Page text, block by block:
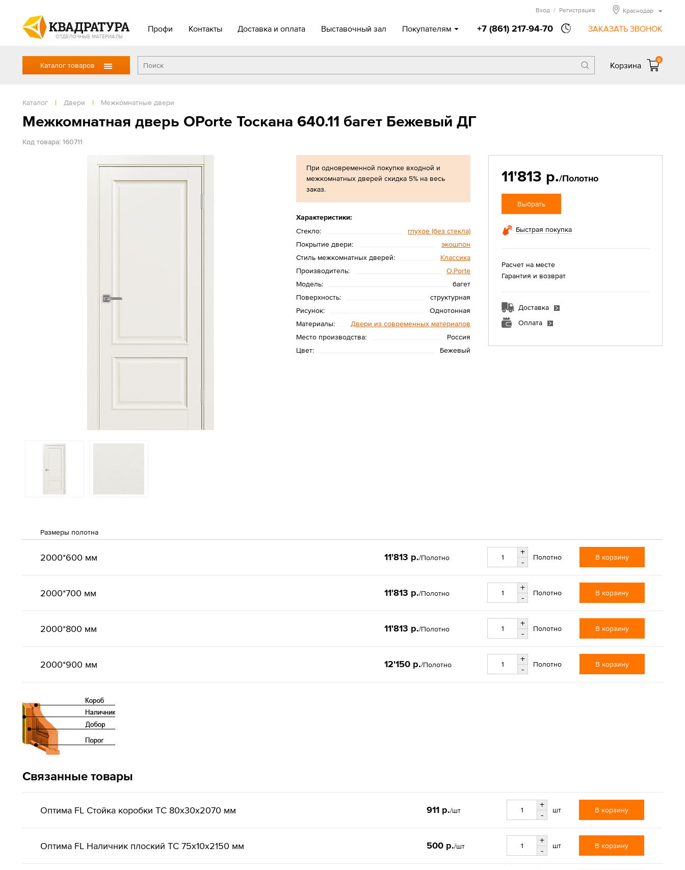
ОТДЕЛОЧНЫЕ МАТЕРИАЛЫ
Профи Контакты Доставка и оплата Выставочный зал Покупателям +7 (861) 217-94-70 ЗАКАЗАТЬ ЗВОНОК
Вход / Регистрация Краснодар
Каталог товаров Корзина
0
Каталог | Двери | Межкомнатные двери
Межкомнатная дверь OPorte Тоскана 640.11 багет Бежевый ДГ
Код товара: 160711
При одновременной покупке входной и
межкомнатных дверей скидка 5% на весь
заказ.
Характеристики:
Стекло:
глухое (без стекла)
Покрытие двери:
экошпон
Стиль межкомнатных дверей:
Классика
Производитель:
O.Porte
Модель:
багет
Поверхность:
структурная
Рисунок:
Однотонная
Материалы:
Двери из современных материалов
Место производства:
Россия
Цвет:
Бежевый
11'813 р./Полотно
Выбрать
Быстрая покупка
Расчет на месте
Гарантия и возврат
Доставка
Оплата
Размеры полотна
2000*600 мм 11'813 р./Полотно
+
-
Полотно В корзину
2000*700 мм 11'813 р./Полотно
+
-
Полотно В корзину
2000*800 мм 11'813 р./Полотно
+
-
Полотно В корзину
2000*900 мм 12'150 р./Полотно
+
-
Полотно В корзину
Связанные товары
Оптима FL Стойка коробки ТС 80х30х2070 мм 911 р./шт
+
-
шт В корзину
Оптима FL Наличник плоский ТС 75х10х2150 мм 500 р./шт
+
-
шт В корзину